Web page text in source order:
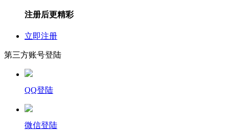
注册后更精彩
立即注册
第三方账号登陆
QQ登陆
微信登陆